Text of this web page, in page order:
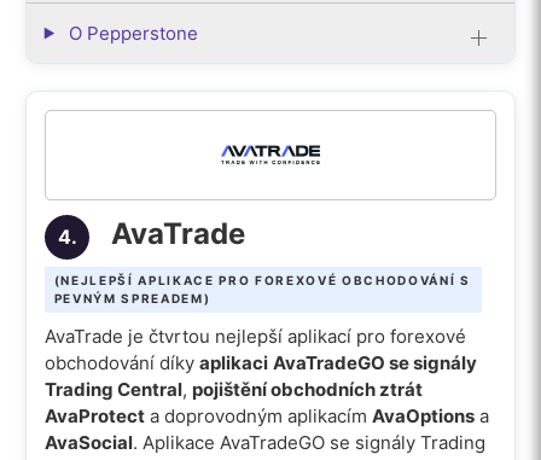
O Pepperstone
4. AvaTrade
(NEJLEPŠÍ APLIKACE PRO FOREXOVÉ OBCHODOVÁNÍ S
PEVNÝM SPREADEM)
AvaTrade je čtvrtou nejlepší aplikací pro forexové
obchodování díky aplikaci AvaTradeGO se signály
Trading Central, pojištění obchodních ztrát
AvaProtecta doprovodným aplikacím AvaOptionsa
AvaSocial. Aplikace AvaTradeGO se signály Trading